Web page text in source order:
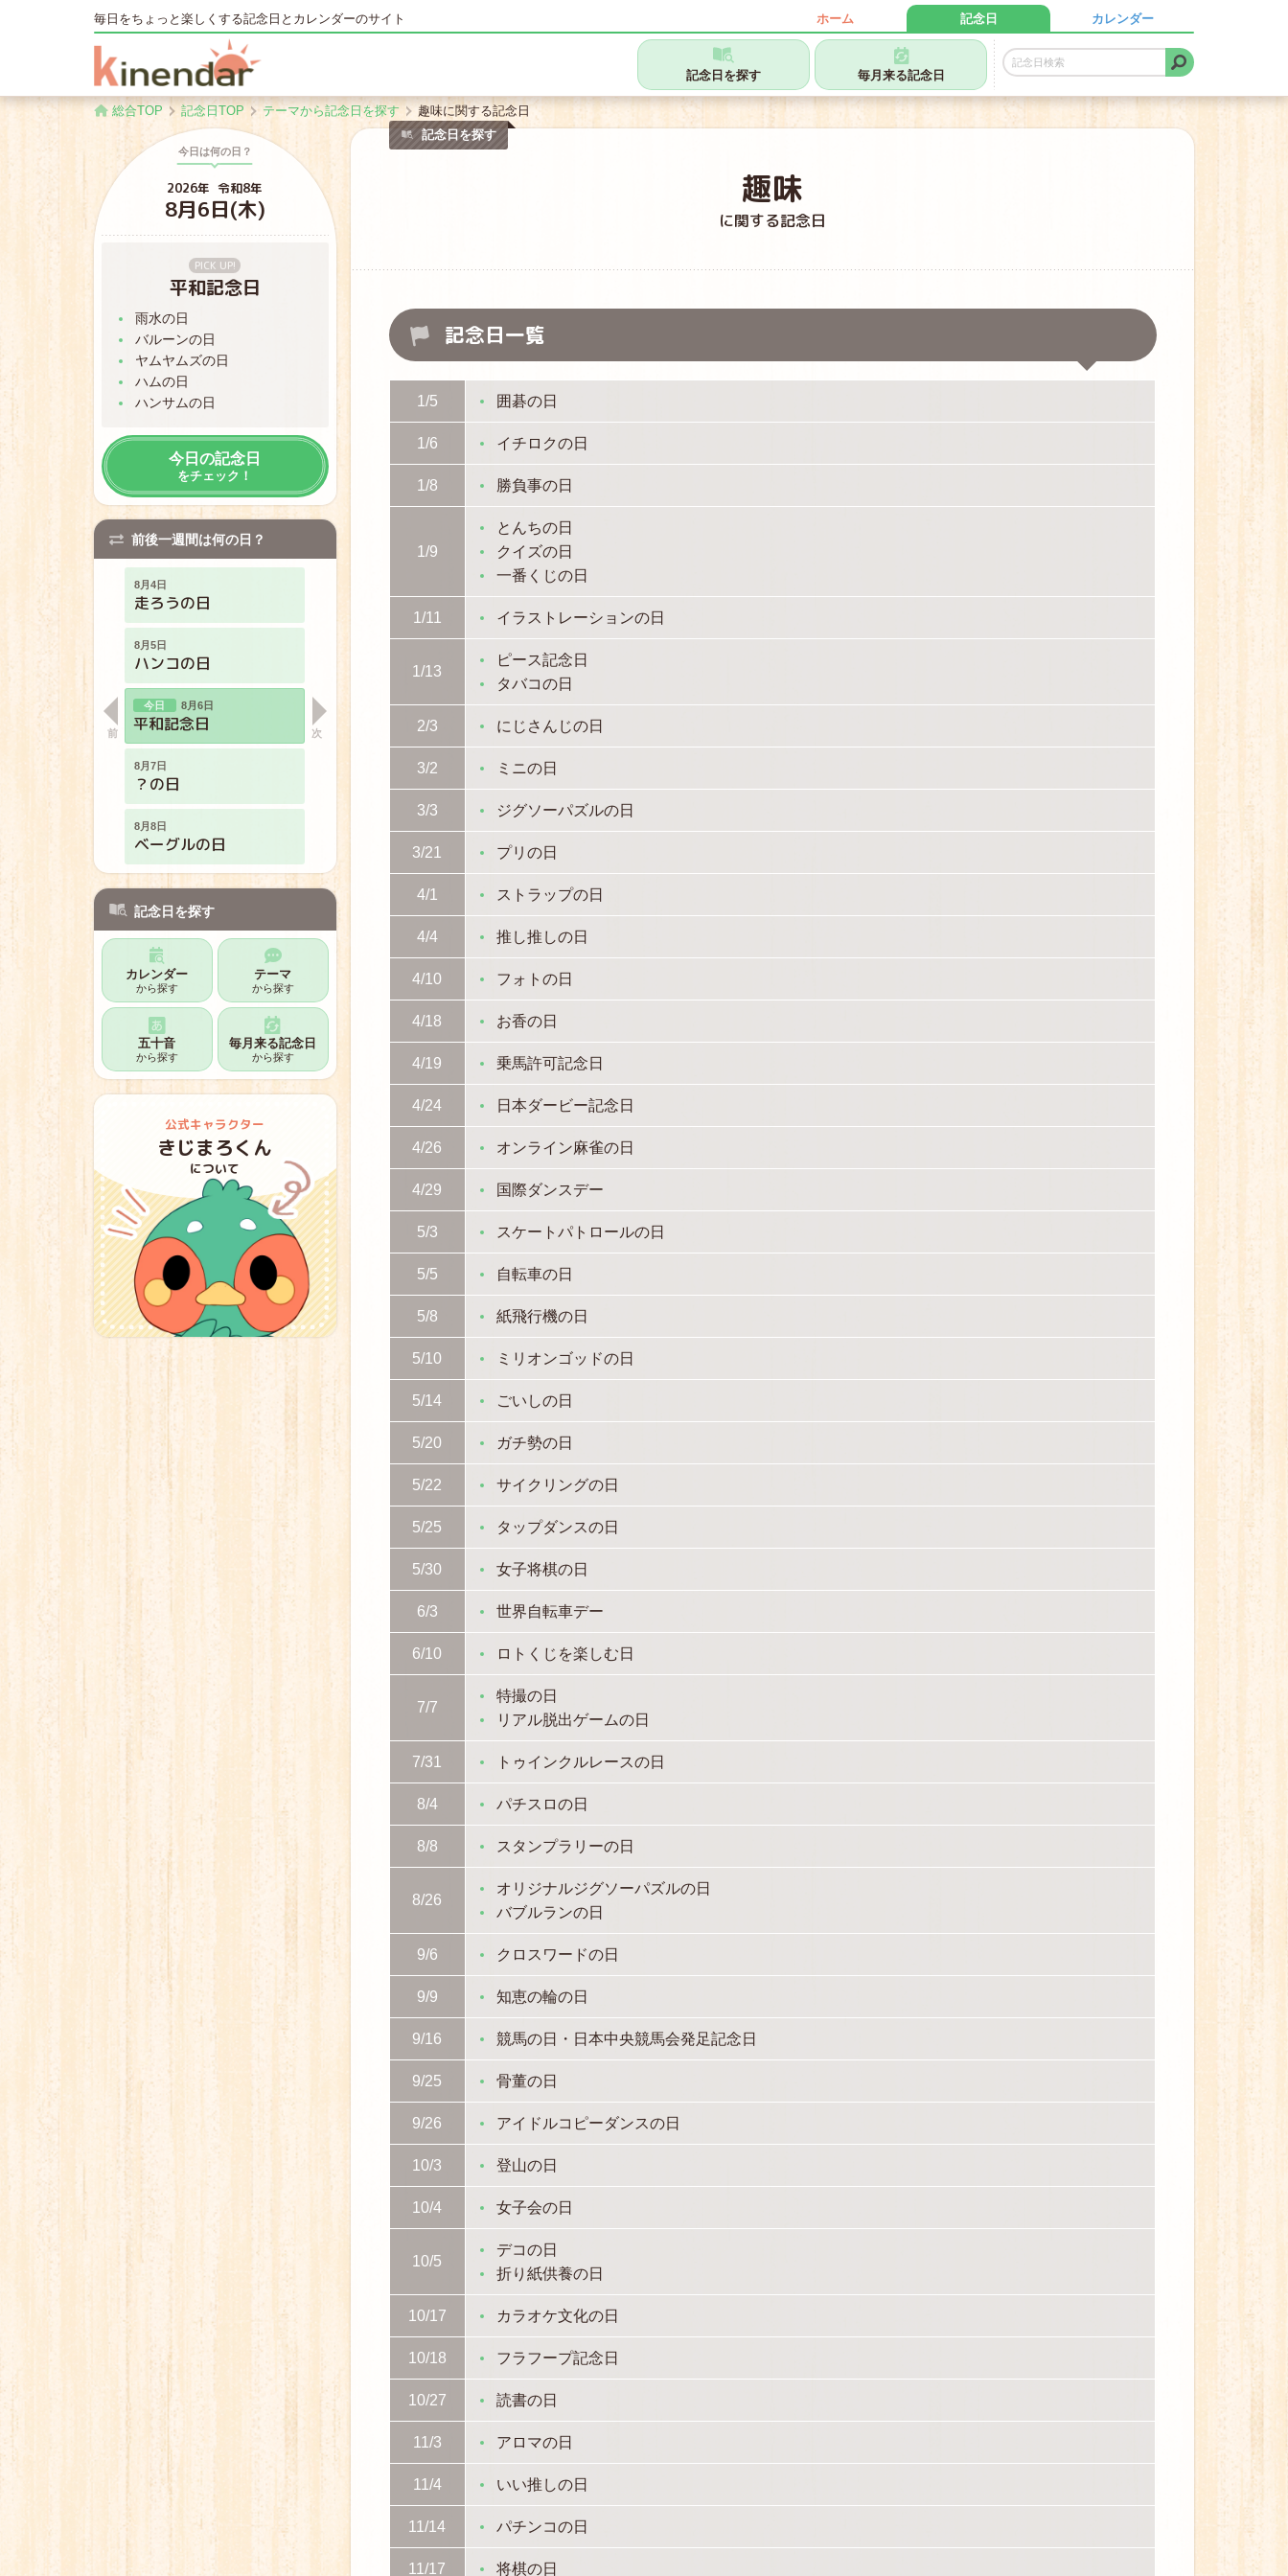
毎日をちょっと楽しくする記念日とカレンダーのサイト ホーム 記念日 カレンダー
記念日を探す 毎月来る記念日
総合TOP 記念日TOP テーマから記念日を探す 趣味に関する記念日
今日は何の日？
2026年 令和8年
8月6日(木)
PICK UP!
平和記念日
雨水の日
バルーンの日
ヤムヤムズの日
ハムの日
ハンサムの日
今日の記念日
をチェック！
前後一週間は何の日？
7月30日
大正改元の日
7月31日
蓄音機の日
8月1日
パンツの日
8月4日
走ろうの日
8月5日
ハンコの日
8月6日
平和記念日
8月7日
？の日
8月8日
ベーグルの日
8月9日
ハグの日
8月10日
ハートの日
8月11日
山の日
アルプスの少女ハイジの日
8月13日
左利きの日
記念日を探す
カレンダー
から探す
テーマ
から探す
五十音
から探す
毎月来る記念日
から探す
公式キャラクター
きじまろくん
について
記念日を探す
趣味
に関する記念日
記念日一覧
1/5 囲碁の日
1/6 イチロクの日
1/8 勝負事の日
1/9
とんちの日
クイズの日
一番くじの日
1/11 イラストレーションの日
1/13
ピース記念日
タバコの日
2/3 にじさんじの日
3/2 ミニの日
3/3 ジグソーパズルの日
3/21 プリの日
4/1 ストラップの日
4/4 推し推しの日
4/10 フォトの日
4/18 お香の日
4/19 乗馬許可記念日
4/24 日本ダービー記念日
4/26 オンライン麻雀の日
4/29 国際ダンスデー
5/3 スケートパトロールの日
5/5 自転車の日
5/8 紙飛行機の日
5/10 ミリオンゴッドの日
5/14 ごいしの日
5/20 ガチ勢の日
5/22 サイクリングの日
5/25 タップダンスの日
5/30 女子将棋の日
6/3 世界自転車デー
6/10 ロトくじを楽しむ日
7/7
特撮の日
リアル脱出ゲームの日
7/31 トゥインクルレースの日
8/4 パチスロの日
8/8 スタンプラリーの日
8/26
オリジナルジグソーパズルの日
バブルランの日
9/6 クロスワードの日
9/9 知恵の輪の日
9/16 競馬の日・日本中央競馬会発足記念日
9/25 骨董の日
9/26 アイドルコピーダンスの日
10/3 登山の日
10/4 女子会の日
10/5
デコの日
折り紙供養の日
10/17 カラオケ文化の日
10/18 フラフープ記念日
10/27 読書の日
11/3 アロマの日
11/4 いい推しの日
11/14 パチンコの日
11/17 将棋の日